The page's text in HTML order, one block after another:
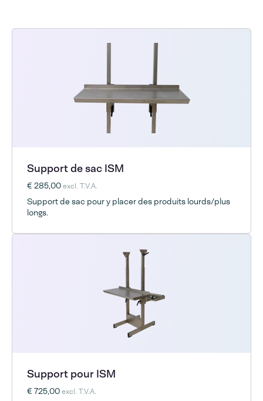
Support de sac ISM
€ 285,00excl. T.V.A.
Support de sac pour y placer des produits lourds/plus
longs.
Support pour ISM
€ 725,00excl. T.V.A.